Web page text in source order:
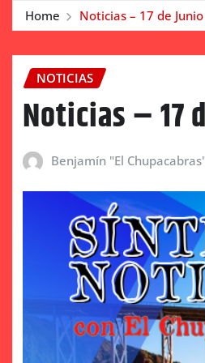
Home Noticias – 17 de
NOTICIAS
Noticias – 17
Benjamín "El